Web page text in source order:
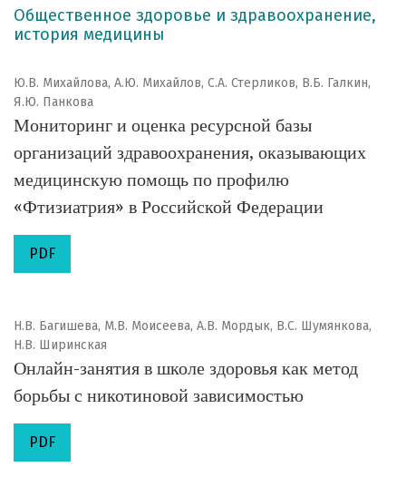
Общественное здоровье и здравоохранение,
история медицины
Ю.В. Михайлова, А.Ю. Михайлов, С.А. Стерликов, В.Б. Галкин,
Я.Ю. Панкова
Мониторинг и оценка ресурсной базы
организаций здравоохранения, оказывающих
медицинскую помощь по профилю
«Фтизиатрия» в Российской Федерации
PDF
Н.В. Багишева, М.В. Моисеева, А.В. Мордык, В.С. Шумянкова,
Н.В. Ширинская
Онлайн-занятия в школе здоровья как метод
борьбы с никотиновой зависимостью
PDF